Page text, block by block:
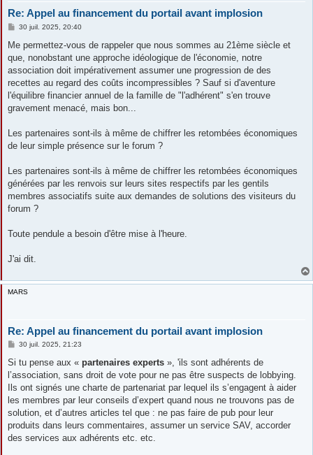
Re: Appel au financement du portail avant implosion
M
s
a
g
30 juil. 2025, 20:40
Me permettez-vous de rappeler que nous sommes au 21ème siècle et
que, nonobstant une approche idéologique de l'économie, notre
association doit impérativement assumer une progression de des
recettes au regard des coûts incompressibles ? Sauf si d'aventure
l'équilibre financier annuel de la famille de "l'adhérent" s'en trouve
gravement menacé, mais bon...
Les partenaires sont-ils à même de chiffrer les retombées économiques
de leur simple présence sur le forum ?
Les partenaires sont-ils à même de chiffrer les retombées économiques
générées par les renvois sur leurs sites respectifs par les gentils
membres associatifs suite aux demandes de solutions des visiteurs du
forum ?
Toute pendule a besoin d'être mise à l'heure.
J'ai dit.
MARS
Re: Appel au financement du portail avant implosion
M
s
a
g
30 juil. 2025, 21:23
Si tu pense aux « partenaires experts », 'ils sont adhérents de
l’association, sans droit de vote pour ne pas être suspects de lobbying.
Ils ont signés une charte de partenariat par lequel ils s’engagent à aider
les membres par leur conseils d’expert quand nous ne trouvons pas de
solution, et d’autres articles tel que : ne pas faire de pub pour leur
produits dans leurs commentaires, assumer un service SAV, accorder
des services aux adhérents etc. etc.